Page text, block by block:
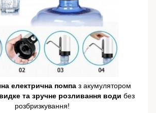
електрична помпаз акумулятором
та зручне розливання води без
розбризкування!